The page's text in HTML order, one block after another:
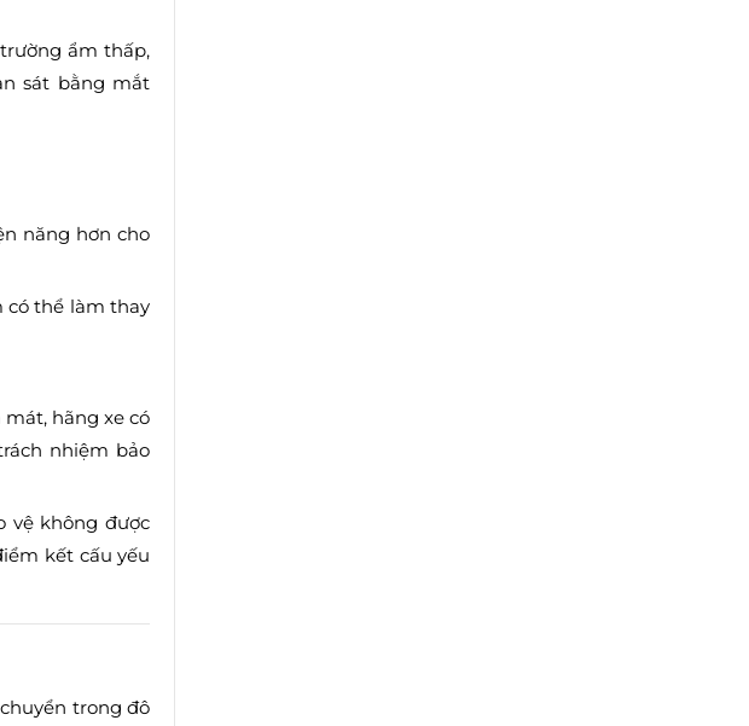
ẩm thấp,
sát bằng mắt
năng hơn cho
có thể làm thay
hãng xe có
nhiệm bảo
vệ không được
kết cấu yếu
trong đô